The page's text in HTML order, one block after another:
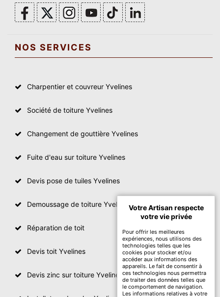
NOS SERVICES
Charpentier et couvreur Yvelines
Société de toiture Yvelines
Changement de gouttière Yvelines
Fuite d'eau sur toiture Yvelines
Devis pose de tuiles Yvelines
Demoussage de toiture Yvelines
Réparation de toit
Devis toit Yvelines
Devis zinc sur toiture Yvelines
Votre Artisan respecte
votre vie privée
Pour offrir les meilleures
expériences, nous utilisons des
technologies telles que les
cookies pour stocker et/ou
accéder aux informations des
appareils. Le fait de consentir à
ces technologies nous permettra
de traiter des données telles que
le comportement de navigation.
Les informations relatives à votre